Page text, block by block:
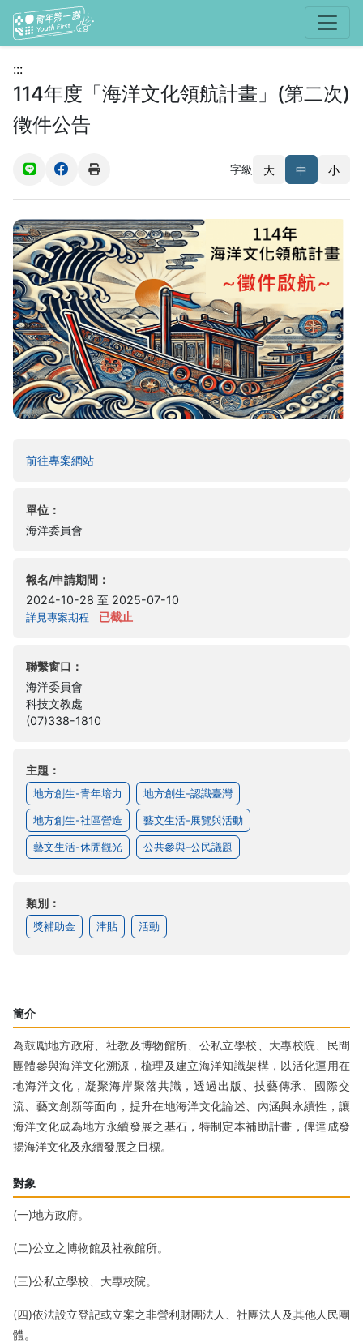
選單
:::
114年度「海洋文化領航計畫」(第二次)
徵件公告
(另開新視窗)
(另開新視窗)
字級 大 中 小
前往專案網站(另開新視窗)
單位：
海洋委員會
報名/申請期間：
2024-10-28 至 2025-07-10
詳見專案期程 已截止
聯繫窗口：
海洋委員會
科技文教處
(07)338-1810
主題：
地方創生-青年培力 地方創生-認識臺灣
地方創生-社區營造 藝文生活-展覽與活動
藝文生活-休閒觀光 公共參與-公民議題
類別：
獎補助金 津貼 活動
簡介
為鼓勵地方政府、社教及博物館所、公私立學校、大專校院、民間
團體參與海洋文化溯源，梳理及建立海洋知識架構，以活化運用在
地海洋文化，凝聚海岸聚落共識，透過出版、技藝傳承、國際交
流、藝文創新等面向，提升在地海洋文化論述、內涵與永續性，讓
海洋文化成為地方永續發展之基石，特制定本補助計畫，俾達成發
揚海洋文化及永續發展之目標。
對象
(一)地方政府。
(二)公立之博物館及社教館所。
(三)公私立學校、大專校院。
(四)依法設立登記或立案之非營利財團法人、社團法人及其他人民團
體。